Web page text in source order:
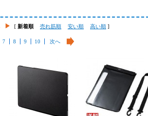
[ 新着順 売れ筋順 安い順 高い順 ]
7 8 9 10 次へ